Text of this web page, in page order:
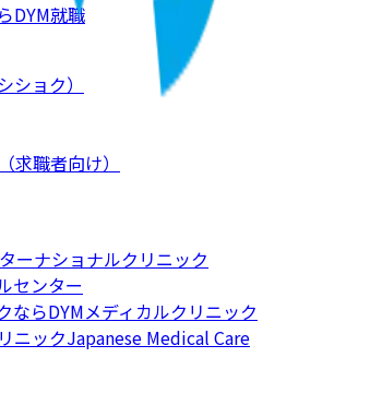
DYM就職
ョク）
職者向け）
ーナショナルクリニック
センター
らDYMメディカルクリニック
ニックJapanese Medical Care